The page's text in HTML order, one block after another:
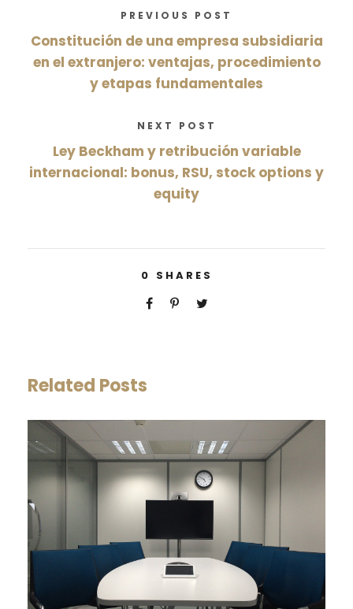
PREVIOUS POST
Constitución de una empresa subsidiaria
en el extranjero: ventajas, procedimiento
y etapas fundamentales
NEXT POST
Ley Beckham y retribución variable
internacional: bonus, RSU, stock options y
equity
0 SHARES
Related Posts